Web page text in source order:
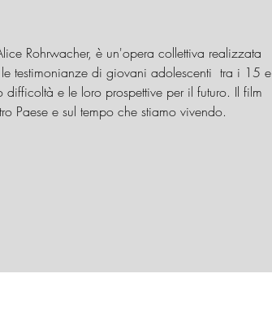
Rohrwacher, è un'opera collettiva realizzata
testimonianze di giovani adolescenti  tra i 15 e
e le loro prospettive per il futuro. Il film
Paese e sul tempo che stiamo vivendo.